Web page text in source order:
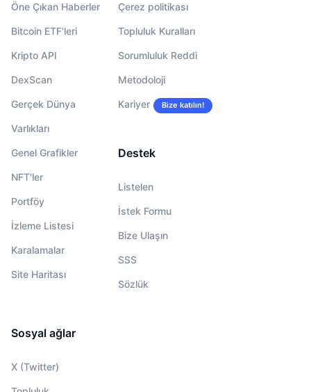
Öne Çıkan Haberler
Bitcoin ETF'leri
Kripto API
DexScan
Gerçek Dünya
Varlıkları
Genel Grafikler
NFT'ler
Portföy
İzleme Listesi
Karalamalar
Site Haritası
Çerez politikası
Topluluk Kuralları
Sorumluluk Reddi
Metodoloji
Kariyer Bize katılın!
Destek
Listelen
İstek Formu
Bize Ulaşın
SSS
Sözlük
Sosyal ağlar
X (Twitter)